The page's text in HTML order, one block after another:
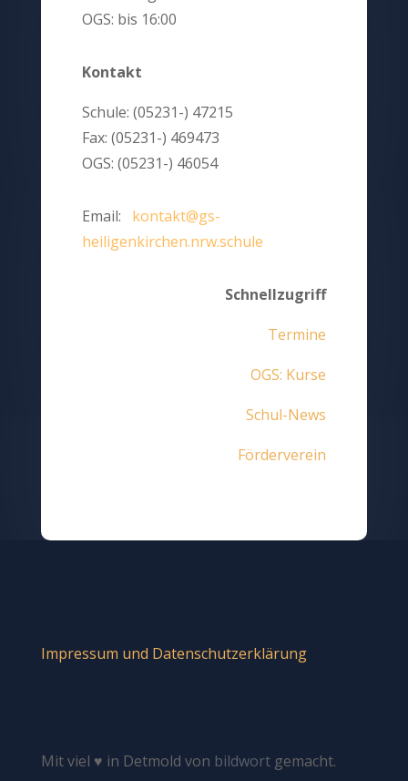
OGS: bis 16:00
Kontakt
Schule: (05231-) 47215
Fax: (05231-) 469473
OGS: (05231-) 46054
Email: kontakt@gs-
heiligenkirchen.nrw.schule
Schnellzugriff
Termine
OGS: Kurse
Schul-News
Förderverein
Impressum und Datenschutzerklärung
Mit viel ♥ in Detmold von bildwortgemacht.